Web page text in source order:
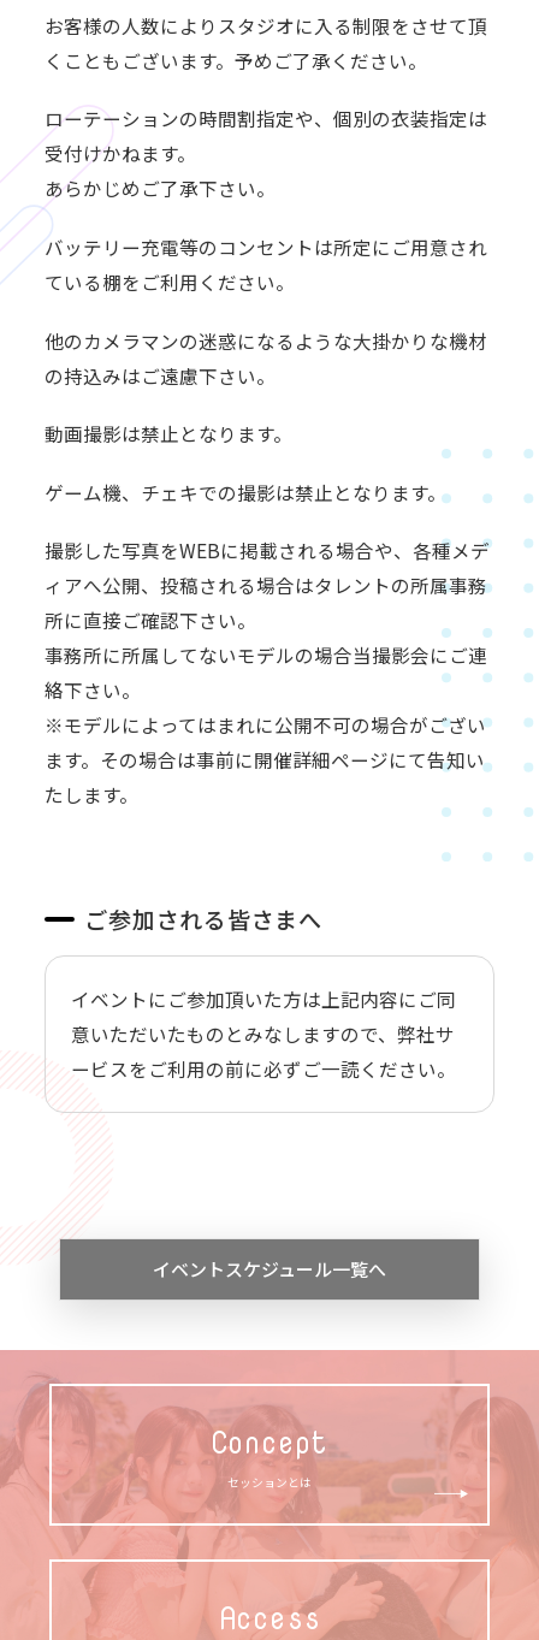
お客様の人数によりスタジオに入る制限をさせて頂
くこともございます。予めご了承ください。
ローテーションの時間割指定や、個別の衣装指定は
受付けかねます。
あらかじめご了承下さい。
バッテリー充電等のコンセントは所定にご用意され
ている棚をご利用ください。
他のカメラマンの迷惑になるような大掛かりな機材
の持込みはご遠慮下さい。
動画撮影は禁止となります。
ゲーム機、チェキでの撮影は禁止となります。
撮影した写真をWEBに掲載される場合や、各種メデ
ィアへ公開、投稿される場合はタレントの所属事務
所に直接ご確認下さい。
事務所に所属してないモデルの場合当撮影会にご連
絡下さい。
※モデルによってはまれに公開不可の場合がござい
ます。その場合は事前に開催詳細ページにて告知い
たします。
ご参加される皆さまへ
イベントにご参加頂いた方は上記内容にご同
意いただいたものとみなしますので、 弊社サ
ービスをご利用の前に必ずご一読ください。
イベントスケジュール一覧へ
Concept
セッションとは
Access